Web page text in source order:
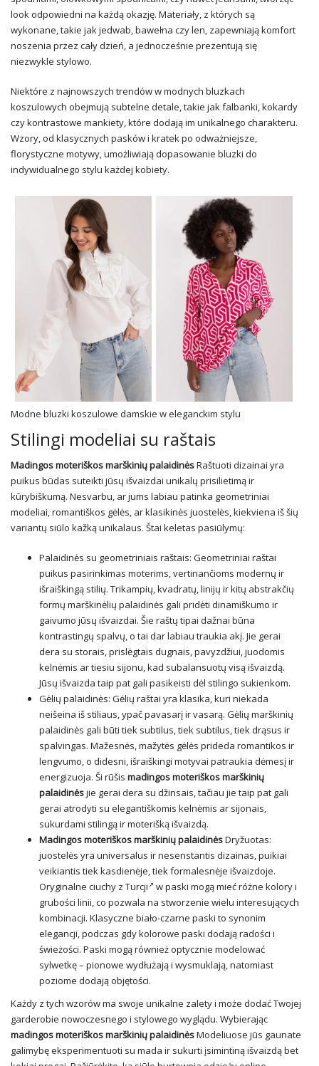
look odpowiedni na każdą okazję. Materiały, z których są
wykonane, takie jak jedwab, bawełna czy len, zapewniają komfort
noszenia przez cały dzień, a jednocześnie prezentują się
niezwykle stylowo.
Niektóre z najnowszych trendów w modnych bluzkach
koszulowych obejmują subtelne detale, takie jak falbanki, kokardy
czy kontrastowe mankiety, które dodają im unikalnego charakteru.
Wzory, od klasycznych pasków i kratek po odważniejsze,
florystyczne motywy, umożliwiają dopasowanie bluzki do
indywidualnego stylu każdej kobiety.
Modne bluzki koszulowe damskie w eleganckim stylu
Stilingi modeliai su raštais
Madingos moteriškos marškinių palaidinėsRaštuoti dizainai yra
puikus būdas suteikti jūsų išvaizdai unikalų prisilietimą ir
kūrybiškumą. Nesvarbu, ar jums labiau patinka geometriniai
modeliai, romantiškos gėlės, ar klasikinės juostelės, kiekviena iš šių
variantų siūlo kažką unikalaus. Štai keletas pasiūlymų:
Palaidinės su geometriniais raštais: Geometriniai raštai
puikus pasirinkimas moterims, vertinančioms modernų ir
išraiškingą stilių. Trikampių, kvadratų, linijų ir kitų abstrakčių
formų marškinėlių palaidinės gali pridėti dinamiškumo ir
gaivumo jūsų išvaizdai. Šie raštų tipai dažnai būna
kontrastingų spalvų, o tai dar labiau traukia akį. Jie gerai
dera su storais, prislėgtais dugnais, pavyzdžiui, juodomis
kelnėmis ar tiesiu sijonu, kad subalansuotų visą išvaizdą.
Jūsų išvaizda taip pat gali pasikeisti dėl stilingo sukienkom.
Gėlių palaidinės: Gėlių raštai yra klasika, kuri niekada
neišeina iš stiliaus, ypač pavasarį ir vasarą. Gėlių marškinių
palaidinės gali būti tiek subtilus, tiek subtilus, tiek drąsus ir
spalvingas. Mažesnės, mažytės gėlės prideda romantikos ir
lengvumo, o didesni, išraiškingi motyvai patraukia dėmesį ir
energizuoja. Ši rūšis madingos moteriškos marškinių
palaidinėsjie gerai dera su džinsais, tačiau jie taip pat gali
gerai atrodyti su elegantiškomis kelnėmis ar sijonais,
sukurdami stilingą ir moterišką išvaizdą.
Madingos moteriškos marškinių palaidinėsDryžuotas:
juostelės yra universalus ir nesenstantis dizainas, puikiai
veikiantis tiek kasdienėje, tiek formalesnėje išvaizdoje.
Oryginalne ciuchy z Turcji
w paski mogą mieć różne kolory i
grubości linii, co pozwala na stworzenie wielu interesujących
kombinacji. Klasyczne biało-czarne paski to synonim
elegancji, podczas gdy kolorowe paski dodają radości i
świeżości. Paski mogą również optycznie modelować
sylwetkę – pionowe wydłużają i wysmuklają, natomiast
poziome dodają objętości.
Każdy z tych wzorów ma swoje unikalne zalety i może dodać Twojej
garderobie nowoczesnego i stylowego wyglądu. Wybierając
madingos moteriškos marškinių palaidinėsModeliuose jūs gaunate
galimybę eksperimentuoti su mada ir sukurti įsimintiną išvaizdą bet